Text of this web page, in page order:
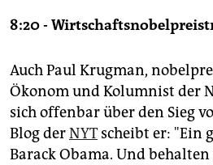
abo
genossenschaft
epaper login
8:20 -
Auch Paul Krugman,
Ökonom und Kolumnist der
sich offenbar über den Sieg
Blog derNYTscheibt er: "Ein
Barack Obama. Und